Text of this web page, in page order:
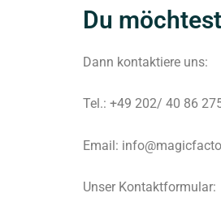
Du
Dann kontaktiere uns:
Tel.: +49 202/ 40 86
Email:
Unser Kontaktformular: